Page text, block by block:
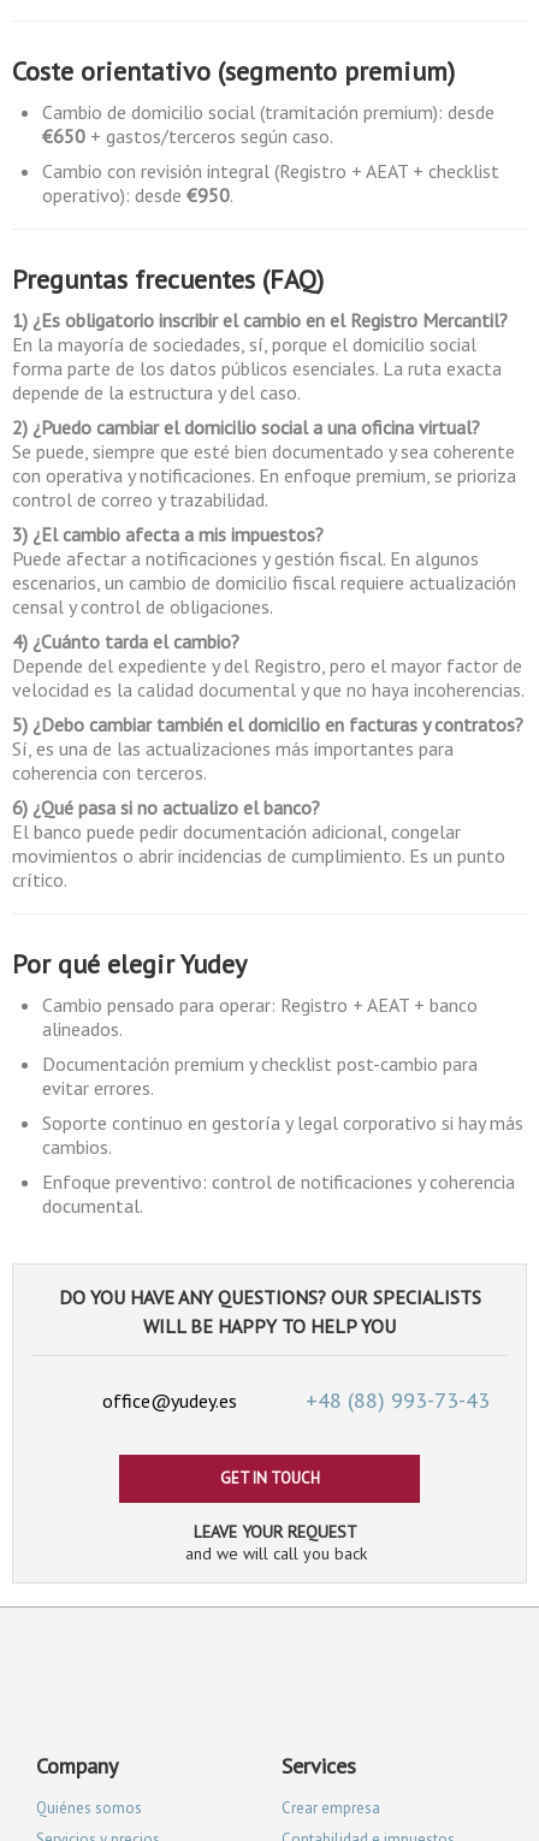
Coste orientativo (segmento premium)
Cambio de domicilio social (tramitación premium): desde
€650 + gastos/terceros según caso.
Cambio con revisión integral (Registro + AEAT + checklist
operativo): desde €950.
Preguntas frecuentes (FAQ)
1) ¿Es obligatorio inscribir el cambio en el Registro Mercantil?
En la mayoría de sociedades, sí, porque el domicilio social
forma parte de los datos públicos esenciales. La ruta exacta
depende de la estructura y del caso.
2) ¿Puedo cambiar el domicilio social a una oficina virtual?
Se puede, siempre que esté bien documentado y sea coherente
con operativa y notificaciones. En enfoque premium, se prioriza
control de correo y trazabilidad.
3) ¿El cambio afecta a mis impuestos?
Puede afectar a notificaciones y gestión fiscal. En algunos
escenarios, un cambio de domicilio fiscal requiere actualización
censal y control de obligaciones.
4) ¿Cuánto tarda el cambio?
Depende del expediente y del Registro, pero el mayor factor de
velocidad es la calidad documental y que no haya incoherencias.
5) ¿Debo cambiar también el domicilio en facturas y contratos?
Sí, es una de las actualizaciones más importantes para
coherencia con terceros.
6) ¿Qué pasa si no actualizo el banco?
El banco puede pedir documentación adicional, congelar
movimientos o abrir incidencias de cumplimiento. Es un punto
crítico.
Por qué elegirYudey
Cambio pensado para operar: Registro + AEAT + banco
alineados.
Documentación premium y checklist post-cambio para
evitar errores.
Soporte continuo en gestoría y legal corporativo si hay más
cambios.
Enfoque preventivo: control de notificaciones y coherencia
documental.
DO YOU HAVE ANY QUESTIONS? OUR SPECIALISTS
WILL BE HAPPY TO HELP YOU
office@yudey.es +48 (88) 993-73-43
GET IN TOUCH
LEAVE YOUR REQUEST
and we will call you back
Company
Quiénes somos
Services
Crear empresa